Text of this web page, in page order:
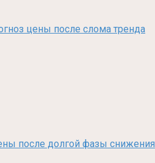
цены после слома тренда
после долгой фазы снижения